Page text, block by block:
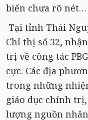
biến chưa rõ nét…
Tại tỉnh Thái
Chỉ thị số 32,
trị về công tác
cực. Các địa
trong những
giáo dục chính
lượng nguồn nhân